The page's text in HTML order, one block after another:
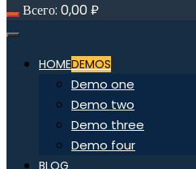
Всего: 0,00₽
HOMEDEMOS
Demo one
Demo two
Demo three
Demo four
BLOG